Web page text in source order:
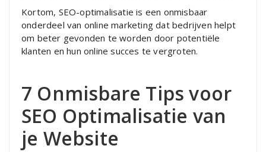
Kortom, SEO-optimalisatie is een onmisbaar
onderdeel van online marketing dat bedrijven helpt
om beter gevonden te worden door potentiële
klanten en hun online succes te vergroten.
7 Onmisbare Tips voor
SEO Optimalisatie van
je Website